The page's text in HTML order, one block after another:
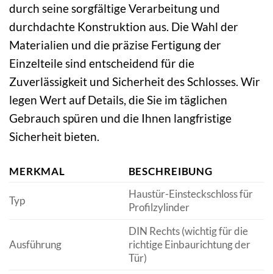
durch seine sorgfältige Verarbeitung und
durchdachte Konstruktion aus. Die Wahl der
Materialien und die präzise Fertigung der
Einzelteile sind entscheidend für die
Zuverlässigkeit und Sicherheit des Schlosses. Wir
legen Wert auf Details, die Sie im täglichen
Gebrauch spüren und die Ihnen langfristige
Sicherheit bieten.
MERKMAL BESCHREIBUNG
Typ
Haustür-Einsteckschloss für
Profilzylinder
Ausführung
DIN Rechts (wichtig für die
richtige Einbaurichtung der
Tür)